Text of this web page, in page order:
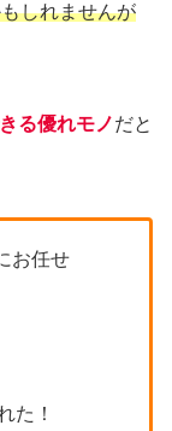
しれませんが
る優れモノだと
お任せ
た！